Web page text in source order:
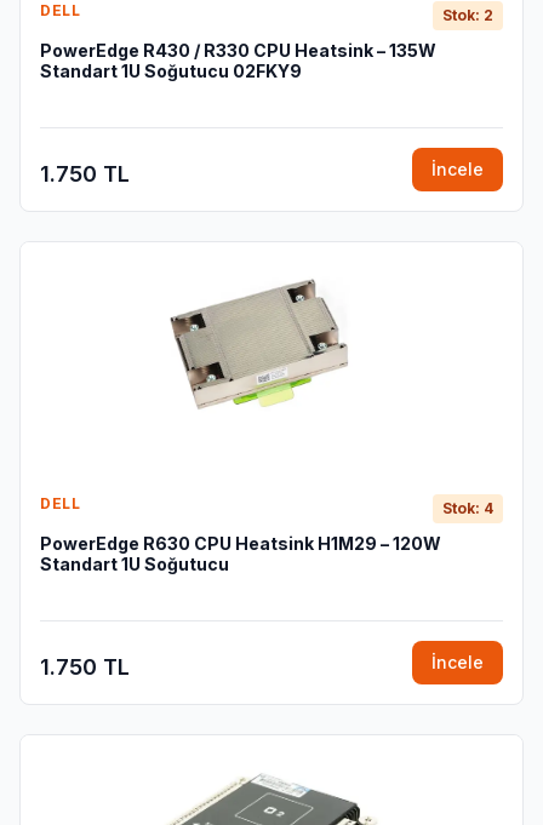
DELL Stok: 2
PowerEdge R430 / R330 CPU Heatsink – 135W
Standart 1U Soğutucu 02FKY9
1.750 TL İncele
DELL Stok: 4
PowerEdge R630 CPU Heatsink H1M29 – 120W
Standart 1U Soğutucu
1.750 TL İncele